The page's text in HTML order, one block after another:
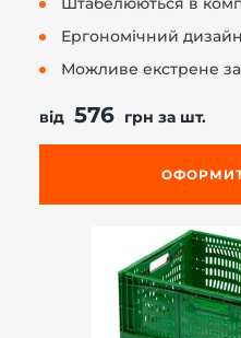
Ергономічний
Можливе екстрене
від 576 грн за шт.